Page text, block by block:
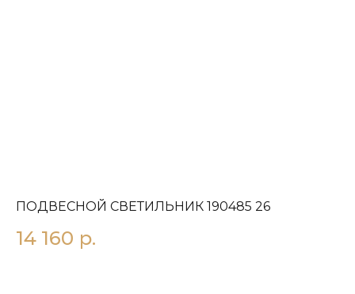
ПОДВЕСНОЙ СВЕТИЛЬНИК 190485 26
14 160 р.